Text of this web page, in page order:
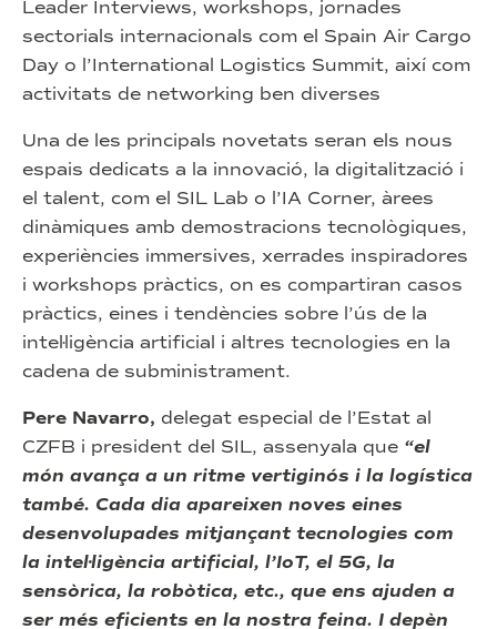
Leader Interviews, workshops, jornades
sectorials internacionals com el Spain Air Cargo
Day o l’International Logistics Summit, així com
activitats de networking ben diverses
Una de les principals novetats seran els nous
espais dedicats a la innovació, la digitalització i
el talent, com el SIL Lab o l’IA Corner, àrees
dinàmiques amb demostracions tecnològiques,
experiències immersives, xerrades inspiradores
i workshops pràctics, on es compartiran casos
pràctics, eines i tendències sobre l’ús de la
intel·ligència artificial i altres tecnologies en la
cadena de subministrament.
Pere Navarro, delegat especial de l’Estat al
CZFB i president del SIL, assenyala que “el
món avança a un ritme vertiginós i la logística
també. Cada dia apareixen noves eines
desenvolupades mitjançant tecnologies com
la intel·ligència artificial, l’IoT, el 5G, la
sensòrica, la robòtica, etc., que ens ajuden a
ser més eficients en la nostra feina. I depèn